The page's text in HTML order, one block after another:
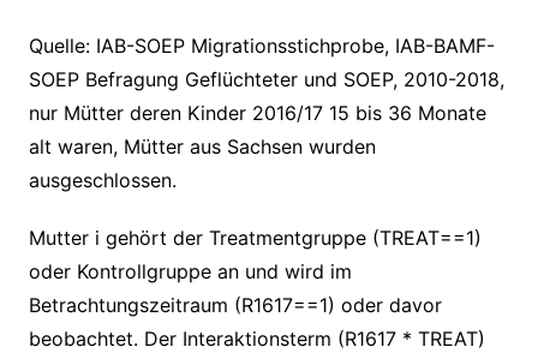
Quelle: IAB-SOEP Migrationsstichprobe, IAB-BAMF-
SOEP Befragung Geflüchteter und SOEP, 2010-2018,
nur Mütter deren Kinder 2016/17 15 bis 36 Monate
alt waren, Mütter aus Sachsen wurden
ausgeschlossen.
Mutter i gehört der Treatmentgruppe (TREAT==1)
oder Kontrollgruppe an und wird im
Betrachtungszeitraum (R1617==1) oder davor
beobachtet. Der Interaktionsterm (R1617 * TREAT)